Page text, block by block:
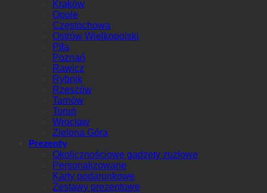
Kraków
Opole
Częstochowa
Ostrów Wielkopolski
Piła
Poznań
Rawicz
Rybnik
Rzeszów
Tarnów
Toruń
Wrocław
Zielona Góra
Prezenty
Okolicznościowe gadżety żużlowe
Personalizowane
Karty podarunkowe
Zestawy prezentowe